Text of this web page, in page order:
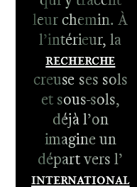
1er cycle -
Le DNA
2e cycle -
Le DNSEP
leur chemin. À
l’intérieur, la
Recherche
creuse ses sols
et sous-sols,
déjà l’on
imagine un
départ vers l’
International